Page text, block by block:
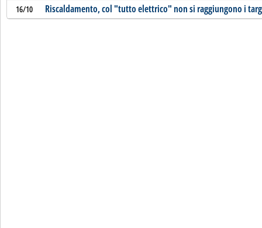
16/10 Riscaldamento, col "tutto elettrico" non si raggiungono i